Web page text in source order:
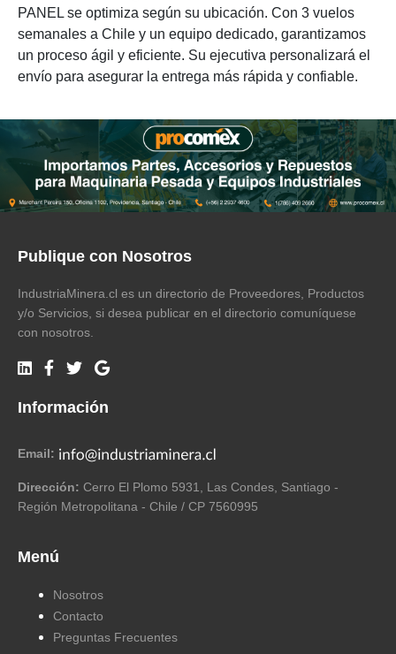
PANEL se optimiza según su ubicación. Con 3 vuelos
semanales a Chile y un equipo dedicado, garantizamos
un proceso ágil y eficiente. Su ejecutiva personalizará el
envío para asegurar la entrega más rápida y confiable.
Publique con Nosotros
IndustriaMinera.cl es un directorio de Proveedores, Productos
y/o Servicios, si desea publicar en el directorio comuníquese
con nosotros.
Información
Email:
Dirección: Cerro El Plomo 5931, Las Condes, Santiago -
Región Metropolitana - Chile / CP 7560995
Menú
Nosotros
Contacto
Preguntas Frecuentes